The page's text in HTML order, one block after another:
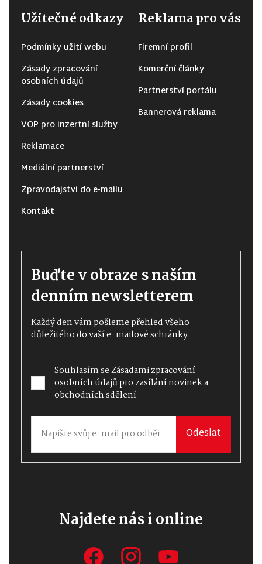
Užitečné odkazy
Podmínky užití webu
Zásady zpracování
osobních údajů
Zásady cookies
VOP pro inzertní služby
Reklamace
Mediální partnerství
Zpravodajství do e-mailu
Kontakt
Reklama pro vás
Firemní profil
Komerční články
Partnerství portálu
Bannerová reklama
Buďte v obraze s naším
denním newsletterem
Každý den vám pošleme přehled všeho
důležitého do vaší e-mailové schránky.
Souhlasím seZásadami zpracování
osobních údajůpro zasílání novinek a
obchodních sdělení
Odeslat
Najdete nás i online